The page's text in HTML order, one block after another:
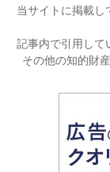
当サイトに掲載し
記事内で引用して
その他の知的財